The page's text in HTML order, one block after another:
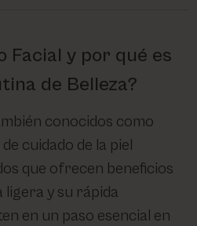
Facial y por qué es
de Belleza?
conocidos como
cuidado de la piel
que ofrecen beneficios
ligera y su rápida
en un paso esencial en